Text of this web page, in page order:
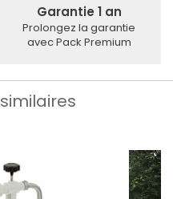
Garantie 1 an
Prolongez la garantie
avec Pack Premium